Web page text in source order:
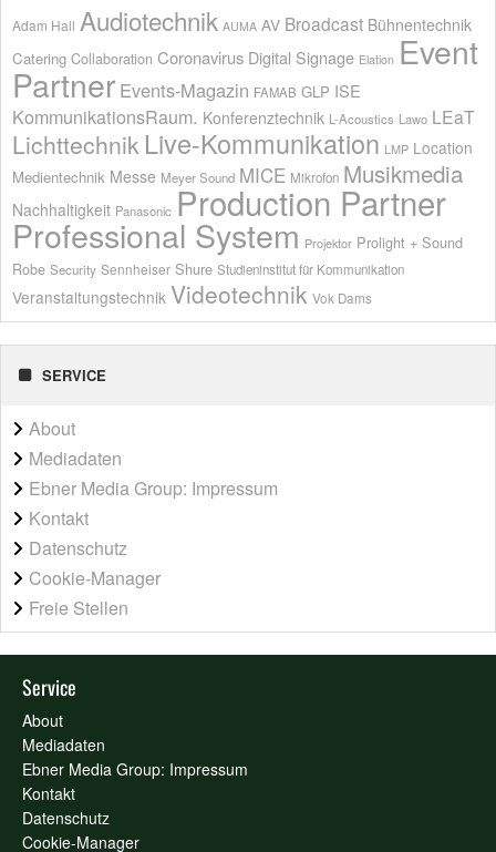
Adam Hall Audiotechnik AUMA AV Broadcast Bühnentechnik
Catering Collaboration Coronavirus Digital Signage Elation Event
Partner Events-Magazin FAMAB GLP ISE
KommunikationsRaum. Konferenztechnik L-Acoustics Lawo LEaT
Lichttechnik Live-Kommunikation LMP Location
Medientechnik Messe Meyer Sound MICE Mikrofon Musikmedia
Nachhaltigkeit Panasonic Production Partner
Professional System Projektor Prolight + Sound
Robe Security Sennheiser Shure Studieninstitut für Kommunikation
Veranstaltungstechnik Videotechnik Vok Dams
SERVICE
About
Mediadaten
Ebner Media Group: Impressum
Kontakt
Datenschutz
Cookie-Manager
Freie Stellen
Service
About
Mediadaten
Ebner Media Group: Impressum
Kontakt
Datenschutz
Cookie-Manager